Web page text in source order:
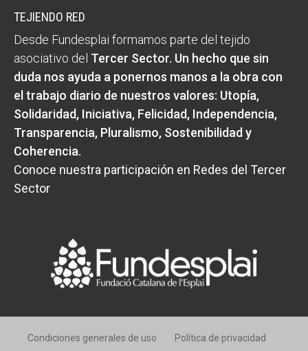
TEJIENDO RED
Desde Fundesplai formamos parte del tejido
asociativo del Tercer Sector. Un hecho que sin
duda nos ayuda a ponernos manos a la obra con
el trabajo diario de nuestros valores: Utopía,
Solidaridad, Iniciativa, Felicidad, Independencia,
Transparencia, Pluralismo, Sostenibilidad y
Coherencia.
Conoce nuestra participación en Redes del Tercer
Sector
Condiciones generales de uso Política de privacidad